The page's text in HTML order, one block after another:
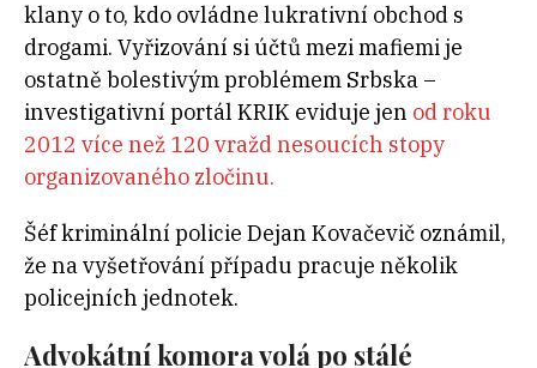
klany o to, kdo ovládne lukrativní obchod s
drogami. Vyřizování si účtů mezi mafiemi je
ostatně bolestivým problémem Srbska –
investigativní portál KRIK eviduje jen od roku
2012 více než 120 vražd nesoucích stopy
organizovaného zločinu.
Šéf kriminální policie Dejan Kovačevič oznámil,
že na vyšetřování případu pracuje několik
policejních jednotek.
Advokátní komora volá po stálé